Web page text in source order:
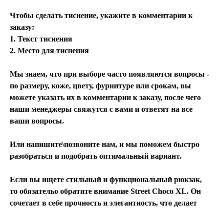
Чтобы сделать тиснение, укажите в комментарии к
заказу:
1. Текст тиснения
2. Место для тиснения
Мы знаем, что при выборе часто появляются вопросы -
по размеру, коже, цвету, фурнитуре или срокам, вы
можете указать их в комментарии к заказу, после чего
наши менеджеры свяжутся с вами и ответят на все
ваши вопросы.
Или напишите\позвоните нам, и мы поможем быстро
разобраться и подобрать оптимальный вариант.
Если вы ищете стильный и функциональный рюкзак,
то обязательо обратите внимание Street Choco XL. Он
сочетает в себе прочность и элегантность, что делает